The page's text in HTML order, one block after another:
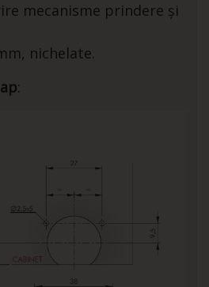
mecanisme prindere și
nichelate.
: